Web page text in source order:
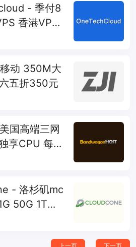
- 季付8
香港VPS
动 350M大
五折350元
国高端三网
享CPU 每2
- 洛杉矶mc
50G 1T